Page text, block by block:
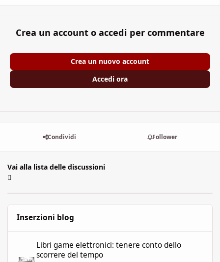
Crea un account o accedi per commentare
Crea un nuovo account
Accedi ora
Condividi Follower
Vai alla lista delle discussioni
Inserzioni blog
Libri game elettronici: tenere conto dello
scorrere del tempo